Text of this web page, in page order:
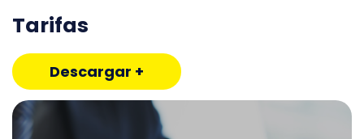
Tarifas
Descargar +